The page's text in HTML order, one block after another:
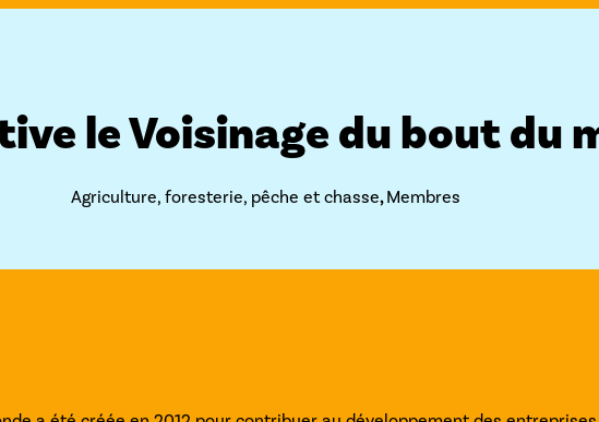
le Voisinage du bout du
Agriculture, foresterie, pêche et chasse,Membres